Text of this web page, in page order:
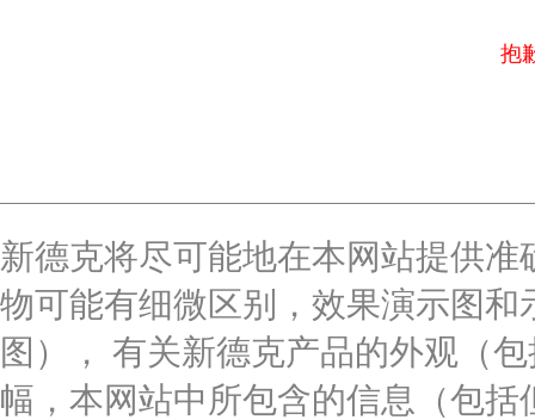
抱
新德克将尽可能地在本网站提供
物可能有细微区别，效果演示图
图）， 有关新德克产品的外观（
幅，本网站中所包含的信息（包